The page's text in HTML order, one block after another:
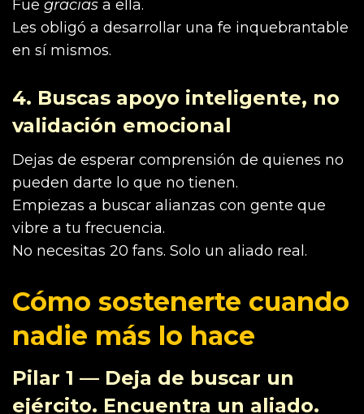
Fue gracias a ella.
Les obligó a desarrollar una fe inquebrantable
en sí mismos.
4. Buscas apoyo inteligente, no
validación emocional
Dejas de esperar comprensión de quienes no
pueden darte lo que no tienen.
Empiezas a buscar alianzas con gente que
vibre a tu frecuencia.
No necesitas 20 fans. Solo un aliado real.
Cómo sostenerte cuando
nadie más lo hace
Pilar 1 — Deja de buscar un
ejército. Encuentra un aliado.